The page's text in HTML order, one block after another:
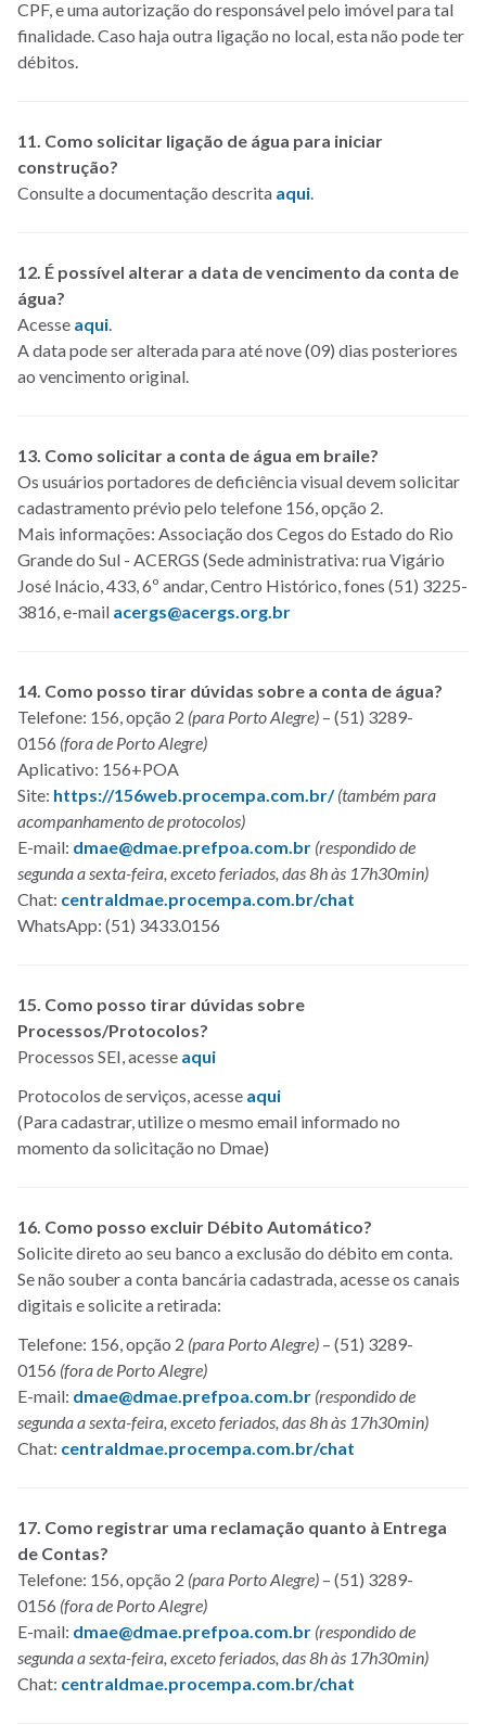
CPF, e uma autorização do responsável pelo imóvel para tal
finalidade. Caso haja outra ligação no local, esta não pode ter
débitos.
11. Como solicitar ligação de água para iniciar
construção?
Consulte a documentação descrita aqui.
12. É possível alterar a data de vencimento da conta de
água?
Acesse aqui.
A data pode ser alterada para até nove (09) dias posteriores
ao vencimento original.
13. Como solicitar a conta de água em braile?
Os usuários portadores de deficiência visual devem solicitar
cadastramento prévio pelo telefone 156, opção 2.
Mais informações: Associação dos Cegos do Estado do Rio
Grande do Sul - ACERGS (Sede administrativa: rua Vigário
José Inácio, 433, 6º andar, Centro Histórico, fones (51) 3225-
3816, e-mail acergs@acergs.org.br
14. Como posso tirar dúvidas sobre a conta de água?
Telefone: 156, opção 2 (para Porto Alegre) – (51) 3289-
0156 (fora de Porto Alegre)
Aplicativo: 156+POA
Site: https://156web.procempa.com.br/ (também para
acompanhamento de protocolos)
E-mail: dmae@dmae.prefpoa.com.br (respondido de
segunda a sexta-feira, exceto feriados, das 8h às 17h30min)
Chat: centraldmae.procempa.com.br/chat
WhatsApp: (51) 3433.0156
15. Como posso tirar dúvidas sobre
Processos/Protocolos?
Processos SEI, acesse aqui
Protocolos de serviços, acesse aqui
(Para cadastrar, utilize o mesmo email informado no
momento da solicitação no Dmae)
16. Como posso excluir Débito Automático?
Solicite direto ao seu banco a exclusão do débito em conta.
Se não souber a conta bancária cadastrada, acesse os canais
digitais e solicite a retirada:
Telefone: 156, opção 2 (para Porto Alegre) – (51) 3289-
0156 (fora de Porto Alegre)
E-mail: dmae@dmae.prefpoa.com.br (respondido de
segunda a sexta-feira, exceto feriados, das 8h às 17h30min)
Chat: centraldmae.procempa.com.br/chat
17. Como registrar uma reclamação quanto à Entrega
de Contas?
Telefone: 156, opção 2 (para Porto Alegre) – (51) 3289-
0156 (fora de Porto Alegre)
E-mail: dmae@dmae.prefpoa.com.br (respondido de
segunda a sexta-feira, exceto feriados, das 8h às 17h30min)
Chat: centraldmae.procempa.com.br/chat